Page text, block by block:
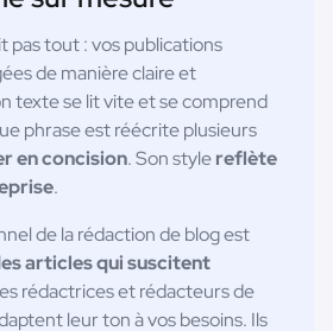
pas tout : vos publications
de manière claire et
texte se lit vite et se comprend
phrase est réécrite plusieurs
en concision. Son stylereflète
.
de la rédaction de blog est
articles qui suscitent
rédactrices et rédacteurs de
leur ton à vos besoins. Ils